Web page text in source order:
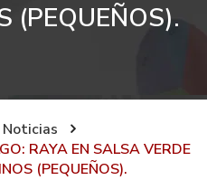
(PEQUEÑOS).
Noticias
RAYA EN SALSA VERDE
(PEQUEÑOS).